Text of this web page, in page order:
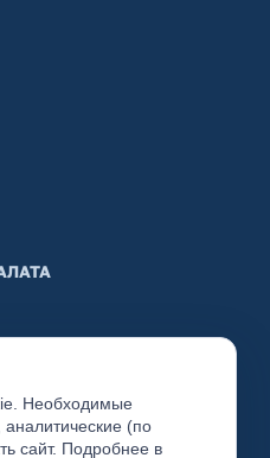
Необходимые
(по
сайт. Подробнее в